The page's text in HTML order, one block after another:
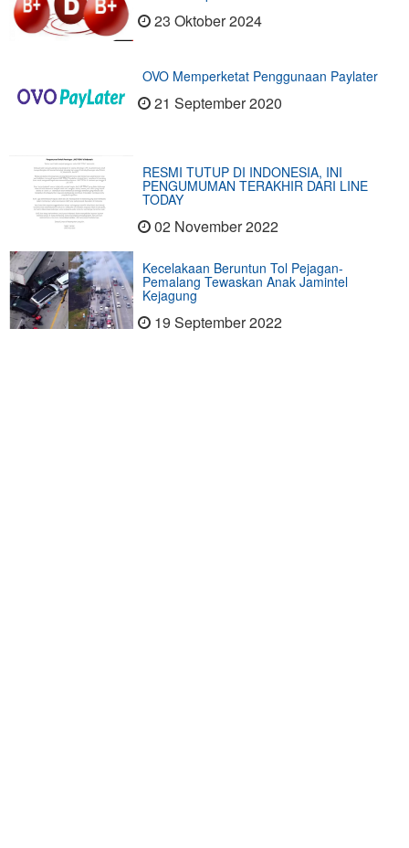
23 Oktober 2024
OVO Memperketat Penggunaan Paylater
21 September 2020
RESMI TUTUP DI INDONESIA, INI
PENGUMUMAN TERAKHIR DARI LINE
TODAY
02 November 2022
Kecelakaan Beruntun Tol Pejagan-
Pemalang Tewaskan Anak Jamintel
Kejagung
19 September 2022